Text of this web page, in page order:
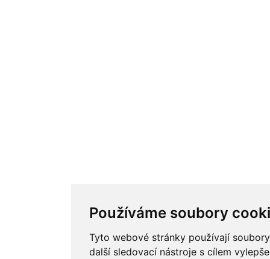
Používáme soubory
Tyto webové stránky používají
další sledovací nástroje s cílem